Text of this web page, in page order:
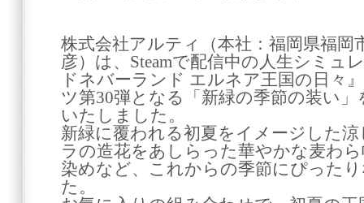
株式会社アルティ（本社：福岡県福岡
彦）は、Steamで配信中の人生シミュ
ドネバーランド エルネア王国の日々
ツ第30弾となる「新緑の季節の装い」
いたしました。
新緑に覆われる初夏をイメージした
ラの造花をあしらった華やかな麦わ
染めなど、これからの季節にぴった
た。